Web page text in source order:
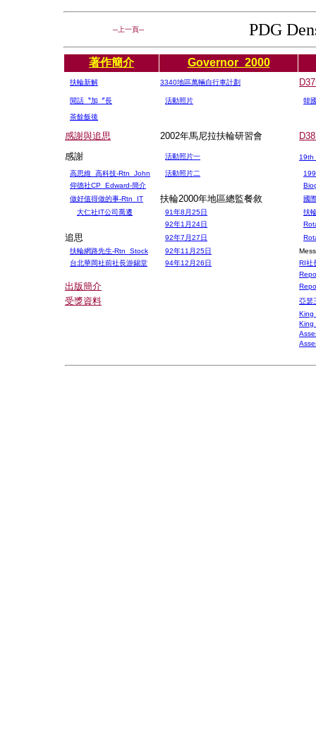
─上一頁─ PDG
著作簡介 Governor_2000
扶輪新解 3340地區萬輛自行車計劃
閒話〝加〞長 活動照片 韓
茶餘飯後
感謝與追思 2002年馬尼拉扶輪研習會
感謝
活動照片一
高思維_高科技-Rtn_John 活動照片二
仰德社CP_Edward-簡介
做好值得做的事-Rtn_IT
扶輪2000年地區總監餐敘
國
大仁社IT公司喬遷
91年8月25日
扶
92年1月24日
追思 92年7月27日
扶輪網路先生-Rtn_Stock 92年11月25日
台北華岡社前社長游錫堂
94年12月26日
RI社
出版簡介
受獎資料
亞瑟